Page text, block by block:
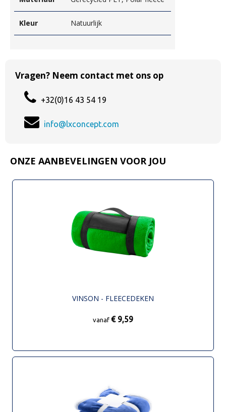
Kleur Natuurlijk
Vragen? Neem contact met ons op
+32(0)16 43 54 19
info@lxconcept.com
ONZE AANBEVELINGEN VOOR JOU
VINSON - FLEECEDEKEN
vanaf € 9,59